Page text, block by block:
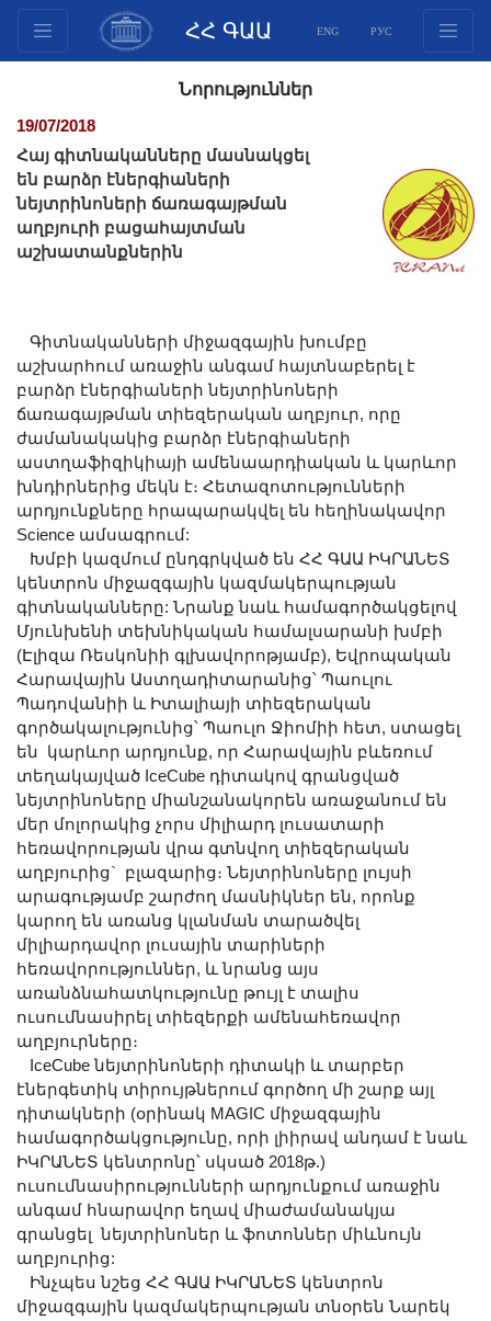
ՀՀ ԳԱԱ ENG РУС
Փաստաթղթեր
Ինովացիոն առաջարկներ
Հրատարակություններ
Մրցույթներ
Միջազգային
համագործակցություն
Երիտասարդական
ծրագրեր
Լուսանկարներ
Տեսադարան
Վեբ ռեսուրսներ
Այլ ակադեմիաներ
«Գիտություն» թերթ
«Գիտության աշխարհում»
հանդես
Հրապարակումներ
մամուլում
Ազդեր
Հոբելյաններ
Համալսարաններ
Նորություններ
Գիտական արդյունքներ
Սփյուռքի գիտնականները
Երիտասարդ գիտնականի
ամբիոն
Մեր երախտավորները
Հայտարարություններ
Կայքի քարտեզ
Որոնում
Նորություններ
19/07/2018
Հայ գիտնականները մասնակցել
են բարձր էներգիաների
նեյտրինոների ճառագայթման
աղբյուրի բացահայտման
աշխատանքներին
Գիտնականների միջազգային խումբը
աշխարհում առաջին անգամ հայտնաբերել է
բարձր էներգիաների նեյտրինոների
ճառագայթման տիեզերական աղբյուր, որը
ժամանակակից բարձր էներգիաների
աստղաֆիզիկիայի ամենաարդիական և կարևոր
խնդիրներից մեկն է։ Հետազոտությունների
արդյունքները հրապարակվել են հեղինակավոր
Science ամսագրում:
Խմբի կազմում ընդգրկված են ՀՀ ԳԱԱ ԻԿՐԱՆԵՏ
կենտրոն միջազգային կազմակերպության
գիտնականները: Նրանք նաև համագործակցելով
Մյունխենի տեխնիկական համալսարանի խմբի
(Էլիզա Ռեսկոնիի գլխավորոթյամբ), Եվրոպական
Հարավային Աստղադիտարանից՝ Պաուլու
Պադովանիի և Իտալիայի տիեզերական
գործակալությունից՝ Պաուլո Ջիոմիի հետ, ստացել
են կարևոր արդյունք, որ Հարավային բևեռում
տեղակայված IceCube դիտակով գրանցված
նեյտրինոները միանշանակորեն առաջանում են
մեր մոլորակից չորս միլիարդ լուսատարի
հեռավորության վրա գտնվող տիեզերական
աղբյուրից` բլազարից։ Նեյտրինոները լույսի
արագությամբ շարժող մասնիկներ են, որոնք
կարող են առանց կլանման տարածվել
միլիարդավոր լուսային տարիների
հեռավորություններ, և նրանց այս
առանձնահատկությունը թույլ է տալիս
ուսումնասիրել տիեզերքի ամենահեռավոր
աղբյուրները։
IceCube նեյտրինոների դիտակի և տարբեր
էներգետիկ տիրույթներում գործող մի շարք այլ
դիտակների (օրինակ MAGIC միջազգային
համագործակցությունը, որի լիիրավ անդամ է նաև
ԻԿՐԱՆԵՏ կենտրոնը՝ սկսած 2018թ.)
ուսումնասիրությունների արդյունքում առաջին
անգամ հնարավոր եղավ միաժամանակյա
գրանցել նեյտրինոներ և ֆոտոններ միևնույն
աղբյուրից:
Ինչպես նշեց ՀՀ ԳԱԱ ԻԿՐԱՆԵՏ կենտրոն
միջազգային կազմակերպության տնօրեն Նարեկ